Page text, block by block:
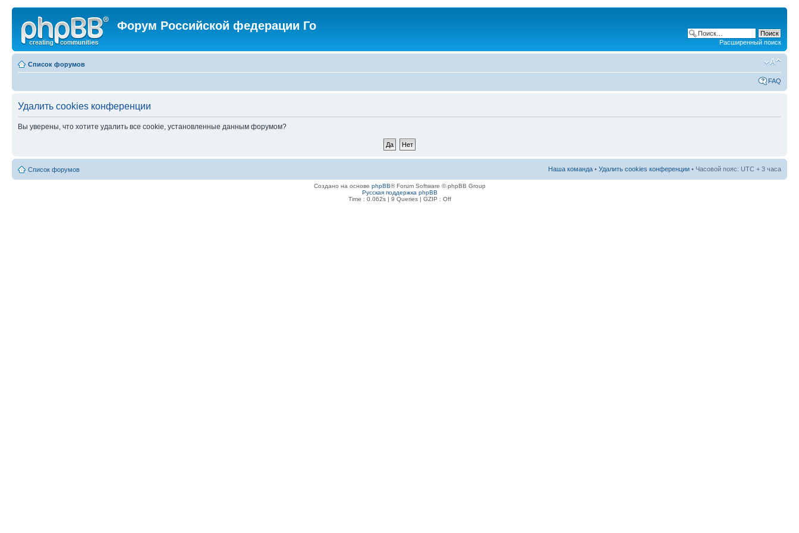
Форум Российской федерации Го
Расширенный поиск
Список форумов
FAQ
Удалить cookies конференции
Вы уверены, что хотите удалить все cookie, установленные данным форумом?
Список форумов Наша команда • Удалить cookies конференции • Часовой пояс: UTC + 3 часа
Создано на основе phpBB® Forum Software © phpBB Group
Русская поддержка phpBB
Time : 0.062s | 9 Queries | GZIP : Off